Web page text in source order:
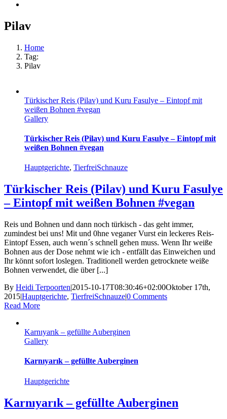
Pilav
Home
Tag:
Pilav
Türkischer Reis (Pilav) und Kuru Fasulye – Eintopf mit
weißen Bohnen #vegan
Gallery
Türkischer Reis (Pilav) und Kuru Fasulye – Eintopf mit
weißen Bohnen #vegan
Hauptgerichte, TierfreiSchnauze
Türkischer Reis (Pilav) und Kuru Fasulye
– Eintopf mit weißen Bohnen #vegan
Reis und Bohnen und dann noch türkisch - das geht immer,
zumindest bei uns! Mit und 0hne veganer Vurst ein leckeres Reis-
Eintopf Essen, auch wenn´s schnell gehen muss. Wenn Ihr weiße
Bohnen aus der Dose nehmt wie ich - entfällt das Einweichen und
Ihr könnt sofort loslegen. Traditionell werden getrocknete weiße
Bohnen verwendet, die über [...]
By Heidi Terpoorten|2015-10-17T08:30:46+02:00Oktober 17th,
2015|Hauptgerichte, TierfreiSchnauze|0 Comments
Read More
Karnıyarık – gefüllte Auberginen
Gallery
Karnıyarık – gefüllte Auberginen
Hauptgerichte
Karnıyarık – gefüllte Auberginen